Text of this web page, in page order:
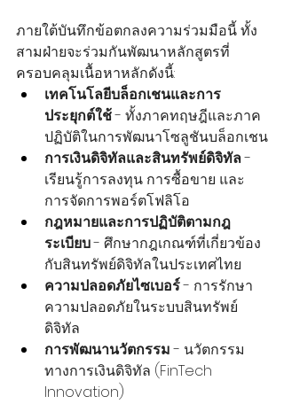
ภายใต้บันทึกข้อตกลงความร่วมมือนี้ ทั้ง
สามฝ่ายจะร่วมกันพัฒนาหลักสูตรที่
ครอบคลุมเนื้อหาหลักดังนี้:
เทคโนโลยีบล็อกเชนและการ
ประยุกต์ใช้ - ทั้งภาคทฤษฎีและภาค
ปฏิบัติในการพัฒนาโซลูชันบล็อกเชน
การเงินดิจิทัลและสินทรัพย์ดิจิทัล -
เรียนรู้การลงทุน การซื้อขาย และ
การจัดการพอร์ตโฟลิโอ
กฎหมายและการปฏิบัติตามกฎ
ระเบียบ - ศึกษากฎเกณฑ์ที่เกี่ยวข้อง
กับสินทรัพย์ดิจิทัลในประเทศไทย
ความปลอดภัยไซเบอร์ - การรักษา
ความปลอดภัยในระบบสินทรัพย์
ดิจิทัล
การพัฒนานวัตกรรม - นวัตกรรม
ทางการเงินดิจิทัล (FinTech
Innovation)